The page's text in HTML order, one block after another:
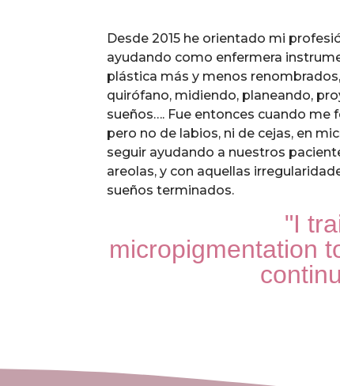
Desde 2015 he orientado mi
ayudando como enfermera
plástica más y menos
quirófano, midiendo, planeando,
sueños…. Fue entonces cuando
pero no de labios, ni de cejas, en
seguir ayudando a nuestros
areolas, y con aquellas
sueños terminados.
"I
micropigmentation